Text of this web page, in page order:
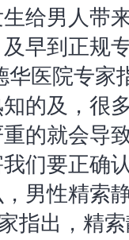
给男人带
早到正规
华医院专家
的及，很
的就会导
们要正确
男性精索
指出，精